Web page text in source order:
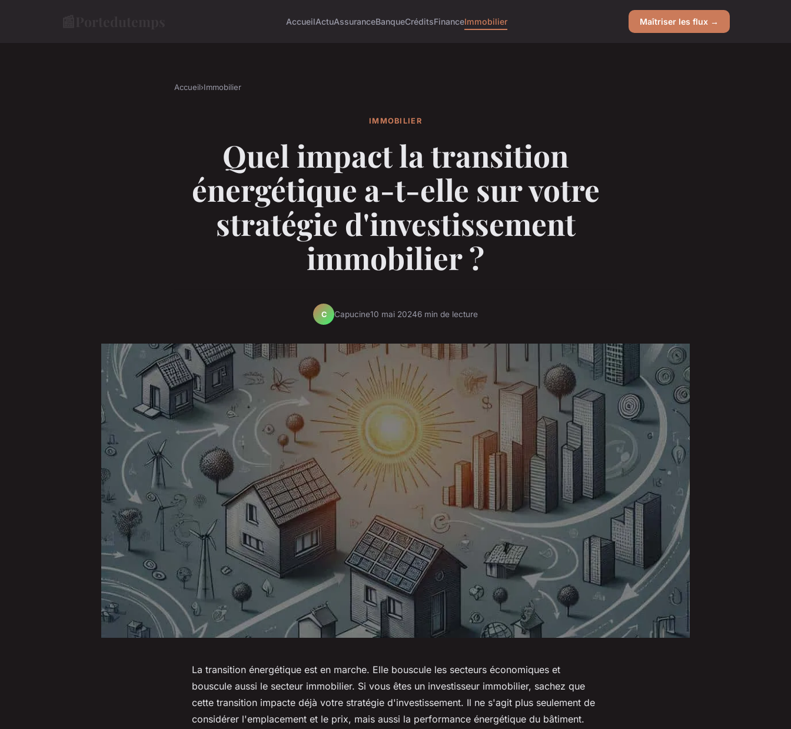
AccueilActuAssuranceBanqueCréditsFinanceImmobilier Maîtriser les flux →
Accueil›Immobilier
IMMOBILIER
Quel impact la transition
énergétique a-t-elle sur votre
stratégie d'investissement
immobilier ?
C Capucine10 mai 20246 min de lecture
La transition énergétique est en marche. Elle bouscule les secteurs économiques et
bouscule aussi le secteur immobilier. Si vous êtes un investisseur immobilier, sachez que
cette transition impacte déjà votre stratégie d'investissement. Il ne s'agit plus seulement de
considérer l'emplacement et le prix, mais aussi la performance énergétique du bâtiment.